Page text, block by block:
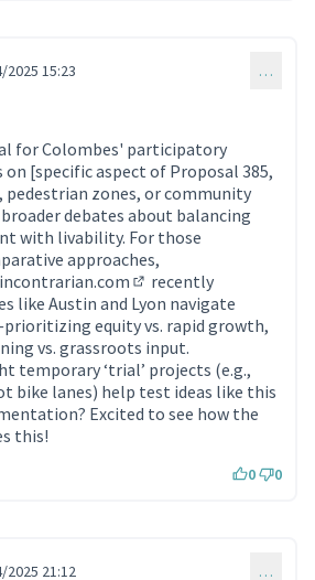
2025 15:23 …
for Colombes' participatory
on [specific aspect of Proposal 385,
pedestrian zones, or community
debates about balancing
with livability. For those
approaches,
(Lien externe)
recently
like Austin and Lyon navigate
equity vs. rapid growth,
vs. grassroots input.
temporary ‘trial’ projects (e.g.,
bike lanes) help test ideas like this
Excited to see how the
this!
0 0
2025 21:12 …